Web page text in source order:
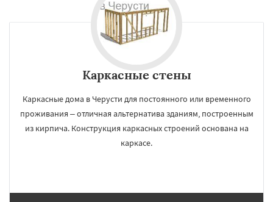
Каркасные стены
Каркасные дома в Черусти для постоянного или временного
проживания – отличная альтернатива зданиям, построенным
из кирпича. Конструкция каркасных строений основана на
каркасе.